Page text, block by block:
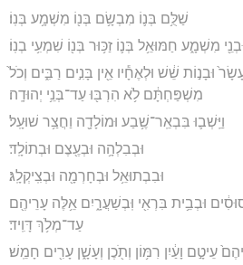
שַׁלֻּ֥ם בְּנ֛וֹ מִבְשָׂ֥ם בְּנ֖וֹ מִשְׁמָ֥ע בְּנֽוֹ׃
מִשְׁמָ֑ע חַמּוּאֵ֥ל בְּנ֛וֹ זַכּ֥וּר בְּנ֖וֹ שִׁמְעִ֥י בְנֽוֹ׃
וּבָנ֣וֹת שֵׁ֔שׁ וּלְאֶחָ֕יו אֵ֖ין בָּנִ֣ים רַבִּ֑ים וְכֹל֙
מִשְׁפַּחְתָּ֔ם לֹ֥א הִרְבּ֖וּ עַד־בְּנֵ֥י יְהוּדָֽה׃
וַיֵּֽשְׁב֛וּ בִּבְאֵֽר־שֶׁ֥בַע וּמוֹלָדָ֖ה וַחֲצַ֥ר שׁוּעָֽל׃
וּבְבִלְהָ֥ה וּבְעֶ֖צֶם וּבְתוֹלָֽד׃
וּבִבְתוּאֵ֥ל וּבְחָרְמָ֖ה וּבְצִֽיקְלָֽג׃
וּבְבֵ֥ית בִּרְאִ֖י וּֽבְשַׁעֲרָ֑יִם אֵ֥לֶּה עָרֵיהֶ֖ם
עַד־מְלֹ֥ךְ דָּוִֽיד׃
עֵיטָ֣ם וָעַ֔יִן רִמּ֥וֹן וְתֹ֖כֶן וְעָשָׁ֑ן עָרִ֖ים חָמֵֽשׁ׃